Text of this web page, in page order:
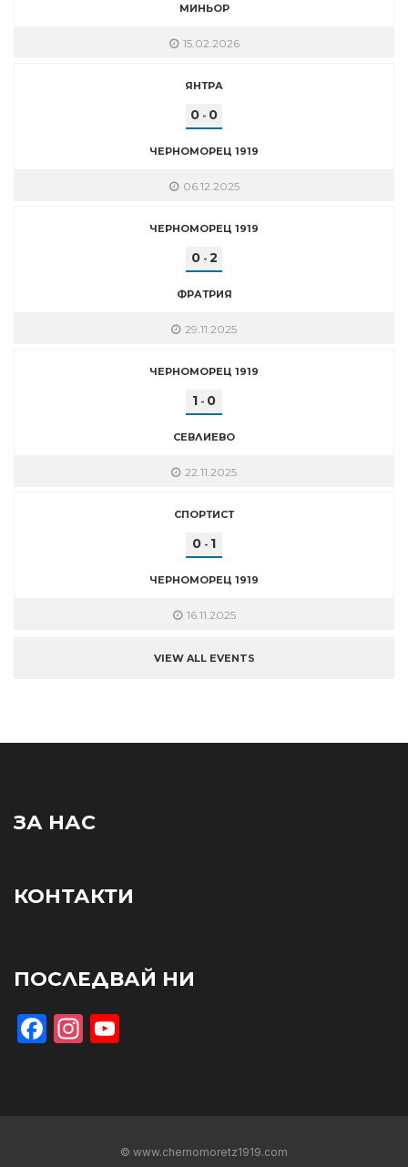
МИНЬОР
15.02.2026
ЯНТРА
0 - 0
ЧЕРНОМОРЕЦ 1919
06.12.2025
ЧЕРНОМОРЕЦ 1919
0- 2
ФРАТРИЯ
29.11.2025
ЧЕРНОМОРЕЦ 1919
1 - 0
СЕВЛИЕВО
22.11.2025
СПОРТИСТ
0 - 1
ЧЕРНОМОРЕЦ 1919
16.11.2025
VIEW ALL EVENTS
ЗА НАС
КОНТАКТИ
ПОСЛЕДВАЙ НИ
Facebook
Instagram
© www.chernomoretz1919.com